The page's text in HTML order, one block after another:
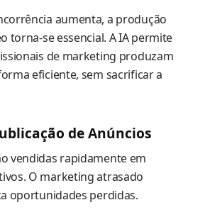
aumenta, a produção
torna-se essencial. A IA permite
de marketing produzam
eficiente, sem sacrificar a
de Anúncios
vendidas rapidamente em
O marketing atrasado
oportunidades perdidas.